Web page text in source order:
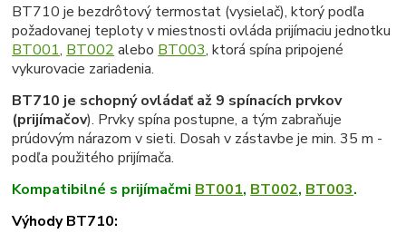
BT710 je bezdrôtový termostat (vysielač), ktorý podľa
požadovanej teploty v miestnosti ovláda prijímaciu jednotku
BT001, BT002 alebo BT003, ktorá spína pripojené
vykurovacie zariadenia.
BT710 je schopný ovládať až 9 spínacích prvkov
(prijímačov). Prvky spína postupne, a tým zabraňuje
prúdovým nárazom v sieti. Dosah v zástavbe je min. 35 m -
podľa použitého prijímača.
Kompatibilné s prijímačmi BT001, BT002, BT003.
Výhody BT710: